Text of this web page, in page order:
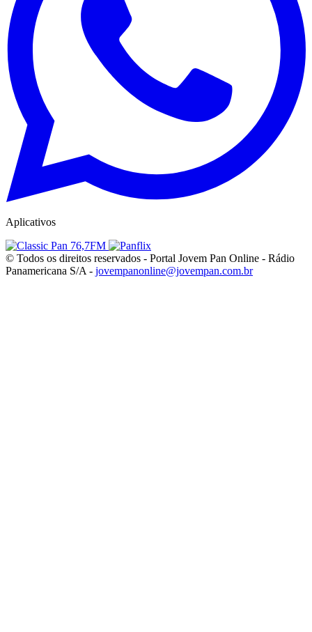
Aplicativos
© Todos os direitos reservados - Portal Jovem Pan Online - Rádio
Panamericana S/A - jovempanonline@jovempan.com.br